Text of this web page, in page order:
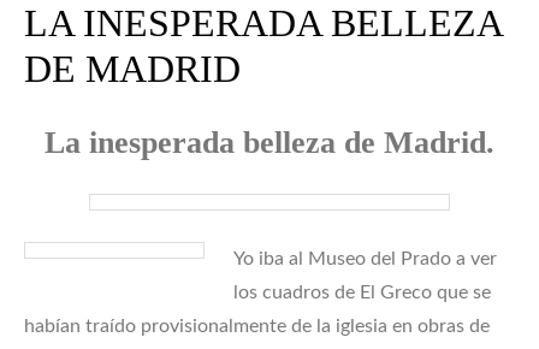
LA INESPERADA BELLEZA
DE MADRID
La inesperada belleza de Madrid.
Yo iba al Museo del Prado a ver
los cuadros de El Greco que se
habían traído provisionalmente de la iglesia en obras de